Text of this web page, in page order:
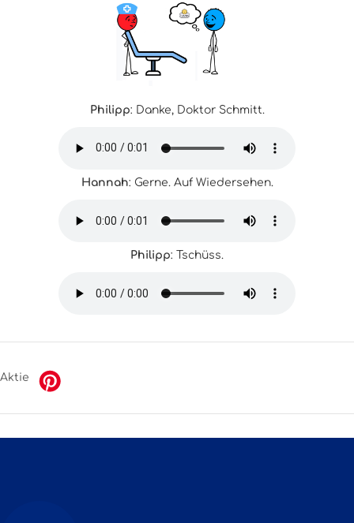
Philipp: Danke, Doktor Schmitt.
Hannah: Gerne. Auf Wiedersehen.
Philipp: Tschüss.
Aktie